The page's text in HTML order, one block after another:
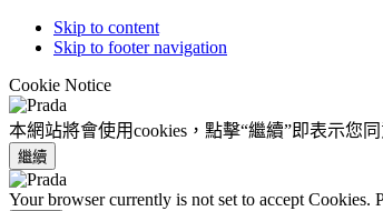
Skip to content
Skip to footer navigation
Cookie Notice
本網站將會使用cookies，點擊“繼續”即表示您
繼續
Your browser currently is not set to accept Cookies.